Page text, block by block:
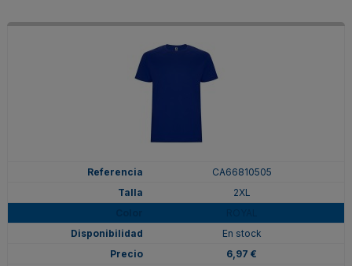
CA66810505
2XL
En stock
6,97 €